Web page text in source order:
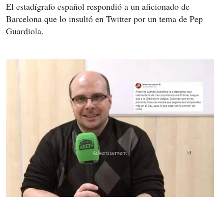
El estadígrafo español respondió a un aficionado de
Barcelona que lo insultó en Twitter por un tema de Pep
Guardiola.
X